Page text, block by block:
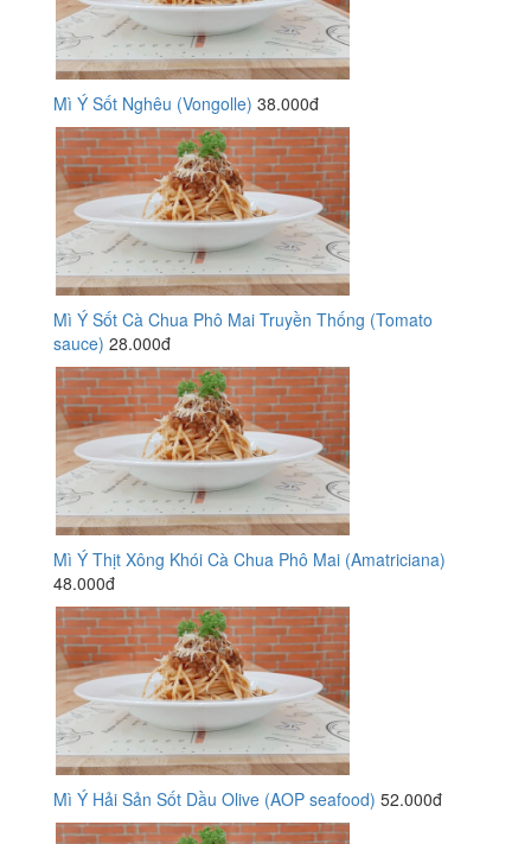
Mì Ý Sốt Nghêu (Vongolle) 38.000đ
Mì Ý Sốt Cà Chua Phô Mai Truyền Thống (Tomato
sauce) 28.000đ
Mì Ý Thịt Xông Khói Cà Chua Phô Mai (Amatriciana)
48.000đ
Mì Ý Hải Sản Sốt Dầu Olive (AOP seafood) 52.000đ